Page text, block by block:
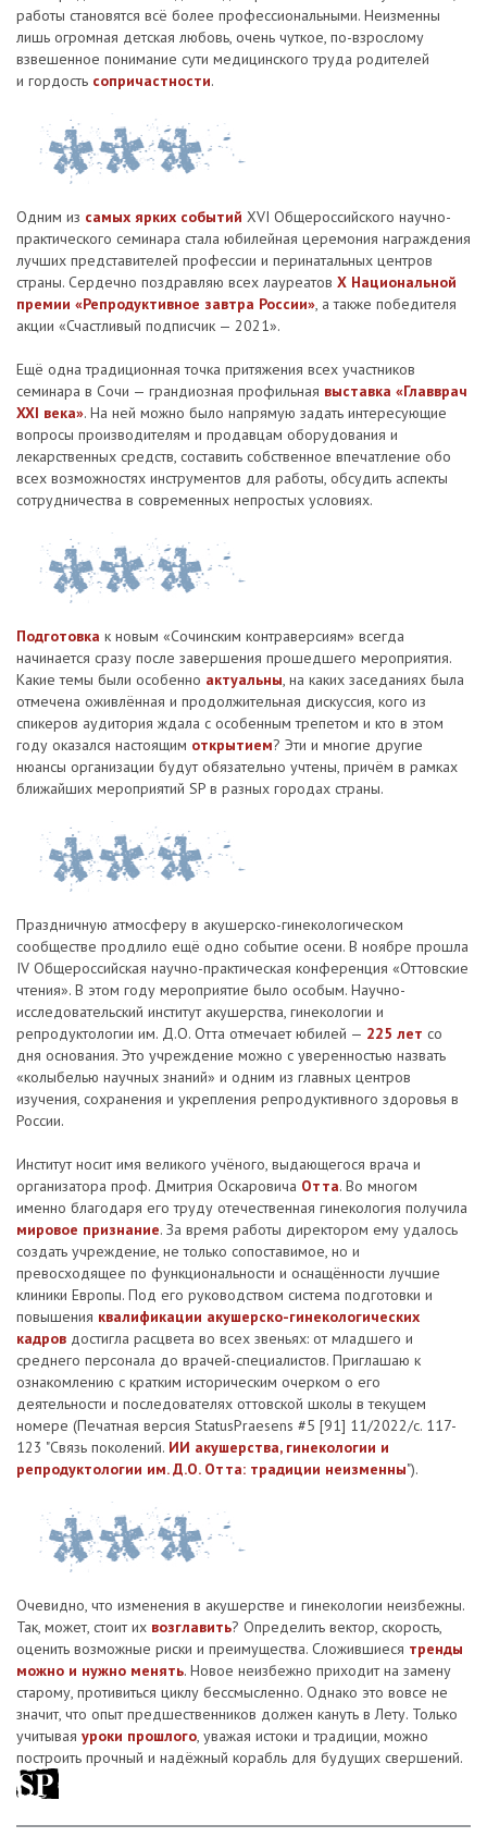
работы становятся всё более профессиональными. Неизменны
лишь огромная детская любовь, очень чуткое, по-взрослому
взвешенное понимание сути медицинского труда родителей
и гордость сопричастности.
Одним из самых ярких событий XVI Общероссийского ­научно-
практического се­­минара стала юбилейная церемония награждения
лучших представителей профессии и перинатальных центров
страны. Сердечно поздравляю всех лауреатов X Национальной
премии «Репродуктивное завтра России», а также победителя
акции «Счастливый подписчик — 2021».
Ещё одна традиционная точка притяжения всех участников
семинара в Сочи — грандиозная профильная выставка «Главврач
XXI века». На ней можно было напрямую задать интересующие
вопросы производителям и продавцам оборудования и
лекарственных средств, составить собственное впечатление обо
всех возможностях инструментов для работы, обсудить аспекты
сотрудничества в современных непростых условиях.
Подготовка к новым «Сочинским контраверсиям» всегда
начинается сразу после завершения прошедшего мероприятия.
Какие темы были особенно актуальны, на каких заседаниях была
отмечена оживлённая и продолжительная дискуссия, кого из
спикеров аудитория ждала с особенным трепетом и кто в этом
году оказался настоящим открытием? Эти и многие другие
нюансы организации будут обязательно учтены, причём в рамках
ближайших мероприятий SP в разных городах страны.
Праздничную атмосферу в акушерско-гинекологическом
сообществе продлило ещё одно событие осени. В ноябре прошла
IV Общероссийская научно-практическая конференция «Оттовские
чтения». В этом году мероприятие было особым. Научно-
исследовательский институт акушерства, гинекологии и
репродуктологии им. Д.О. Отта отмечает юбилей — 225 лет со
дня основания. Это учреждение можно с уверенностью назвать
«колыбелью научных знаний» и одним из главных центров
изучения, сохранения и укрепления репродуктивного здоровья в
России.
Институт носит имя великого учёного, выдающегося врача и
организатора проф. Дмитрия Оскаровича Отта. Во многом
именно благодаря его труду отечественная гинекология получила
мировое признание. За время работы директором ему удалось
создать учреждение, не только сопоставимое, но и
превосходящее по функциональности и оснащённости лучшие
клиники Европы. Под его руководством система подготовки и
повышения квалификации акушерско-гинекологических
кадров достигла расцвета во всех звеньях: от младшего и
среднего персонала до врачей-специалистов. Приглашаю к
ознакомлению с кратким историческим очерком о его
деятельности и последователях оттовской школы в текущем
номере (Печатная версия StatusPraesens #5 [91] 11/2022/с. 117-
123 "Связь поколений. ИИ акушерства, гинекологии и
репродуктологии им. Д.О. Отта: традиции неизменны").
Очевидно, что изменения в акушерстве и гинекологии неизбежны.
Так, может, стоит их возглавить? Определить вектор, скорость,
оценить возможные риски и преимущества. Сложившиеся тренды
можно и нужно менять. Новое неизбежно приходит на замену
старому, противиться циклу бессмысленно. Однако это вовсе не
значит, что опыт предшественников должен кануть в Лету. Только
учитывая уроки прошлого, уважая истоки и традиции, можно
построить прочный и надёжный корабль для будущих свершений.